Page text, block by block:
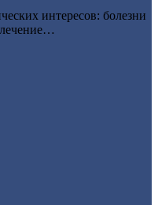
интересов: болезни